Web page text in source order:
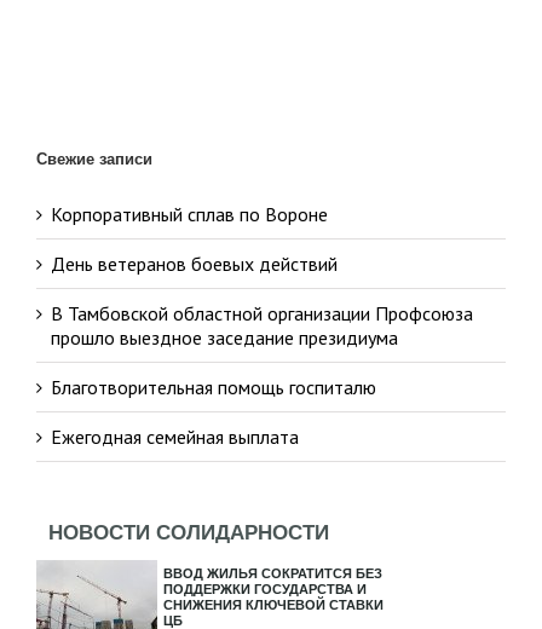
Свежие записи
Корпоративный сплав по Вороне
День ветеранов боевых действий
В Тамбовской областной организации Профсоюза
прошло выездное заседание президиума
Благотворительная помощь госпиталю
Ежегодная семейная выплата
НОВОСТИ СОЛИДАРНОСТИ
ВВОД ЖИЛЬЯ СОКРАТИТСЯ БЕЗ
ПОДДЕРЖКИ ГОСУДАРСТВА И
СНИЖЕНИЯ КЛЮЧЕВОЙ СТАВКИ
ЦБ